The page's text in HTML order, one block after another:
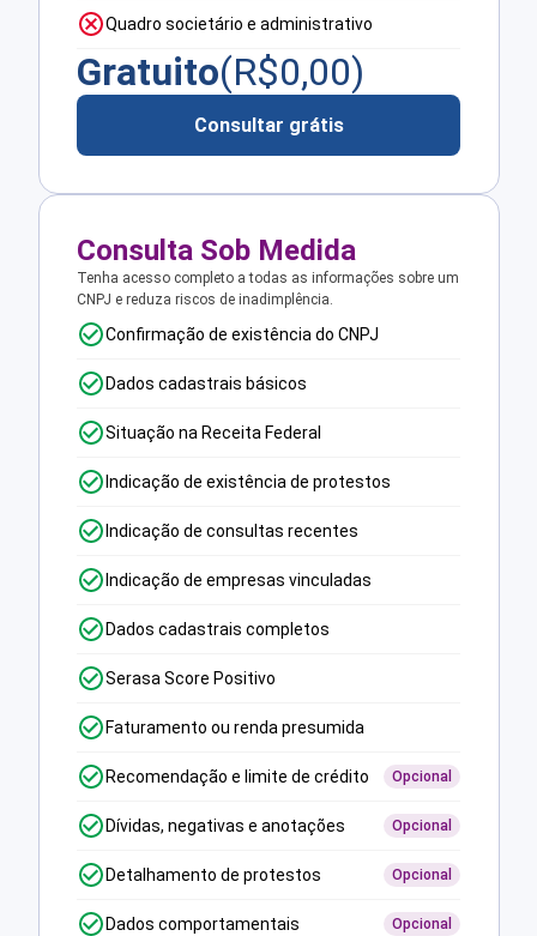
Quadro societário e administrativo
Gratuito(R$0,00)
Consultar grátis
Consulta Sob Medida
Tenha acesso completo a todas as informações sobre um
CNPJ e reduza riscos de inadimplência.
Confirmação de existência do CNPJ
Dados cadastrais básicos
Situação na Receita Federal
Indicação de existência de protestos
Indicação de consultas recentes
Indicação de empresas vinculadas
Dados cadastrais completos
Serasa Score Positivo
Faturamento ou renda presumida
Recomendação e limite de crédito Opcional
Dívidas, negativas e anotações Opcional
Detalhamento de protestos Opcional
Dados comportamentais Opcional